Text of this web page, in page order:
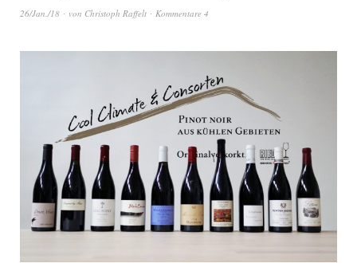
26/Jan./18 von Christoph Raffelt Kommentare 4